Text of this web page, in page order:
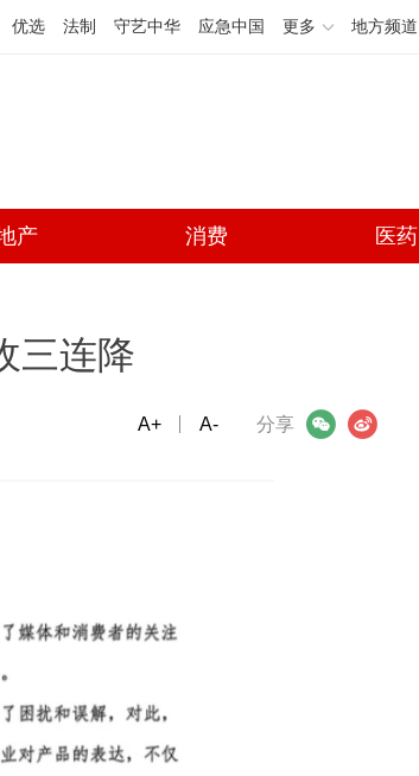
优选 法制 守艺中华 应急中国 更多 地方频道
产 消费 医药
三连降
分享
微信 微博
A+ A-